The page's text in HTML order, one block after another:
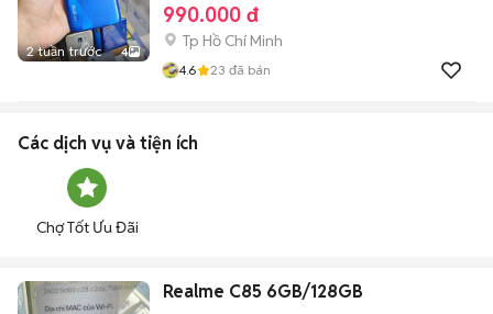
2 tuần trước 4
990.000 đ
Tp Hồ Chí Minh
4.6 23 đã bán
Các dịch vụ và tiện ích
Chợ Tốt Ưu Đãi
Realme C85 6GB/128GB